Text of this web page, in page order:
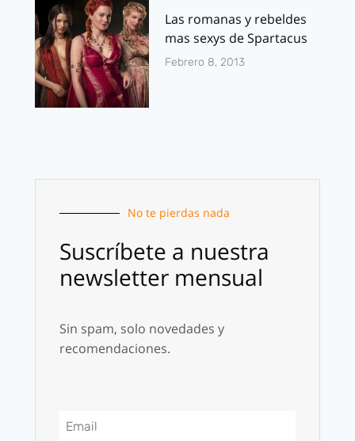
Las romanas y rebeldes
mas sexys de Spartacus
Febrero 8, 2013
No te pierdas nada
Suscríbete a nuestra
newsletter mensual
Sin spam, solo novedades y
recomendaciones.